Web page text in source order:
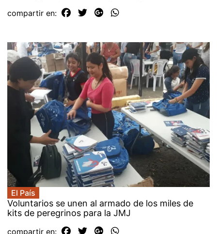
compartir en:
El País
Voluntarios se unen al armado de los miles de
kits de peregrinos para la JMJ
compartir en: